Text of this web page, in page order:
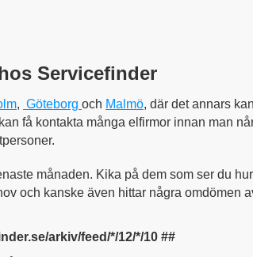
Servicefinder
, Göteborg och Malmö, där det annars kan
få kontakta många elfirmor innan man
månaden. Kika på dem som ser du hur
och kanske även hittar några omdömen
arkiv/feed/*/12/*/10 ##